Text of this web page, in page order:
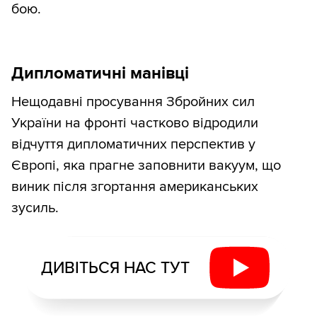
бою.
Дипломатичні манівці
Нещодавні просування Збройних сил
України на фронті частково відродили
відчуття дипломатичних перспектив у
Європі, яка прагне заповнити вакуум, що
виник після згортання американських
зусиль.
ДИВІТЬСЯ НАС ТУТ